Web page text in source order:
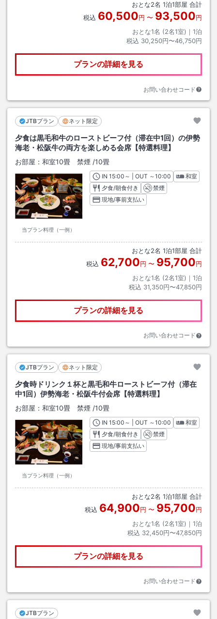
おとな2名 1泊1部屋 合計
税込 60,500円 〜 93,500円
おとな1名 (2名1室)｜ 1泊
税込 30,250円〜46,750円
プランの詳細を見る
お問い合わせコード
JTBプラン ネット限定
夕食は黒毛和牛のローストビーフ付（滞在中1回）の伊勢
海老・松阪牛の両方を楽しめる会席【特選料理】
お部屋： 和室10畳 禁煙 /10畳
当プラン料理（一例）
INチェックイン
15:00 ～ | OUT チェックアウト
～10:00
和室
夕食/朝食付き
禁煙
現地/事前支払い
おとな2名 1泊1部屋 合計
税込 62,700円 〜 95,700円
おとな1名 (2名1室)｜ 1泊
税込 31,350円〜47,850円
プランの詳細を見る
お問い合わせコード
JTBプラン ネット限定
夕食時ドリンク１杯と黒毛和牛ローストビーフ付（滞在
中1回）伊勢海老・松阪牛付会席【特選料理】
お部屋： 和室10畳 禁煙 /10畳
当プラン料理（一例）
INチェックイン
15:00 ～ | OUT チェックアウト
～10:00
和室
夕食/朝食付き
禁煙
現地/事前支払い
おとな2名 1泊1部屋 合計
税込 64,900円 〜 95,700円
おとな1名 (2名1室)｜ 1泊
税込 32,450円〜47,850円
プランの詳細を見る
お問い合わせコード
JTBプラン